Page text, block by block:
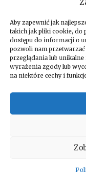
Aby zapewnić jak
takich jak pliki cookie,
dostępu do informacji o
pozwoli nam
przeglądania lub
wyrażenia zgody lub
na niektóre cechy i